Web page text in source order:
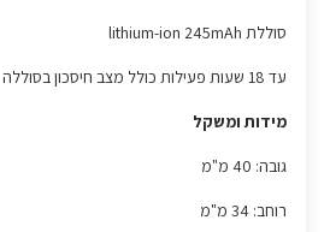
סוללת lithium-ion 245mAh
עד 18 שעות פעילות כולל מצב חיסכון בסוללה
מידות ומשקל
גובה: 40 מ"מ
רוחב: 34 מ"מ